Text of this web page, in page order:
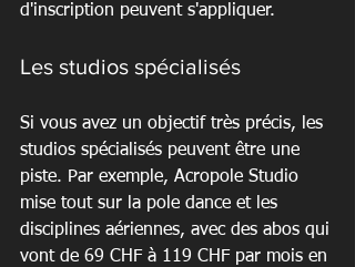
d'inscription peuvent s'appliquer.
Les studios spécialisés
Si vous avez un objectif très précis, les
studios spécialisés peuvent être une
piste. Par exemple, Acropole Studio
mise tout sur la pole dance et les
disciplines aériennes, avec des abos qui
vont de 69 CHF à 119 CHF par mois en